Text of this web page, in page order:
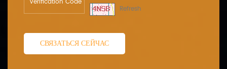
Refresh
СВЯЗАТЬСЯ СЕЙЧАС